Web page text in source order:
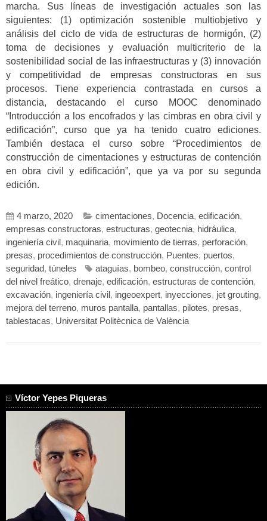
marcha. Sus líneas de investigación actuales son las
siguientes: (1) optimización sostenible multiobjetivo y
análisis del ciclo de vida de estructuras de hormigón, (2)
toma de decisiones y evaluación multicriterio de la
sostenibilidad social de las infraestructuras y (3) innovación
y competitividad de empresas constructoras en sus
procesos. Tiene experiencia contrastada en cursos a
distancia, destacando el curso MOOC denominado
“Introducción a los encofrados y las cimbras en obra civil y
edificación”, curso que ya ha tenido cuatro ediciones.
También destaca el curso sobre “Procedimientos de
construcción de cimentaciones y estructuras de contención
en obra civil y edificación”, que ya va por su segunda
edición.
4 marzo, 2020 cimentaciones, Docencia, edificación,
empresas constructoras, estructuras, geotecnia, hidráulica,
ingeniería civil , maquinaria, movimiento de tierras, perforación,
presas, procedimientos de construcción, Puentes, puertos,
seguridad, túneles ataguías, bombeo, construcción, control
del nivel freático, drenaje, edificación, estructuras de contención,
excavación, ingeniería civil , ingeoexpert, inyecciones, jet grouting,
mejora del terreno, muros pantalla, pantallas, pilotes, presas,
tablestacas, Universitat Politècnica de València
Víctor Yepes Piqueras